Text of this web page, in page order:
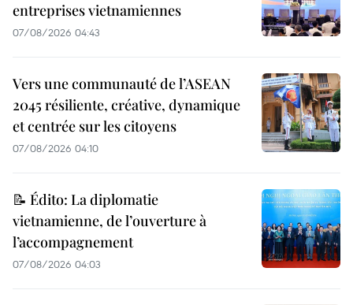
entreprises vietnamiennes
07/08/2026 04:43
Vers une communauté de l’ASEAN
2045 résiliente, créative, dynamique
et centrée sur les citoyens
07/08/2026 04:10
📝 Édito: La diplomatie
vietnamienne, de l’ouverture à
l’accompagnement
07/08/2026 04:03